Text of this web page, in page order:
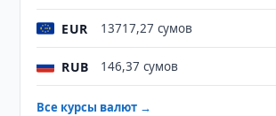
EUR 13717,27 сумов
RUB 146,37 сумов
Все курсы валют →